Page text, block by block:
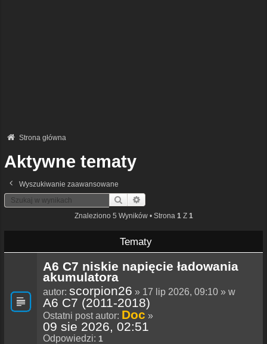
Strona główna
Aktywne tematy
Wyszukiwanie zaawansowane
Szukaj
Znaleziono 5 Wyników • Strona 1 Z 1
Tematy
A6 C7 niskie napięcie ładowania
akumulatora
autor: scorpion26 » 17 lip 2026, 09:10 » w
A6 C7 (2011-2018)
Ostatni post autor: Doc »
09 sie 2026, 02:51
Odpowiedzi: 1